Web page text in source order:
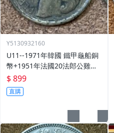
Y5130932160
U11--1971年韓國 鐵甲龜船銅
幣+1951年法國20法郎公雞鋁
青銅+1958年埃及 10 米利姆獅
身人面像鋁青銅共3枚
$ 899
直購